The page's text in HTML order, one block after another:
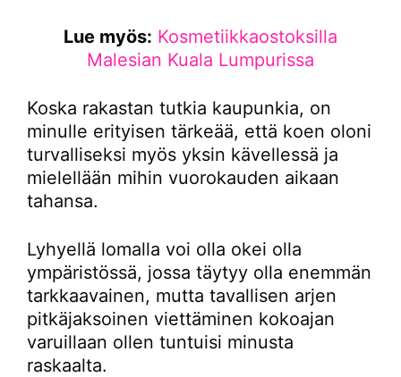
Lue myös: Kosmetiikkaostoksilla
Malesian Kuala Lumpurissa
Koska rakastan tutkia kaupunkia, on
minulle erityisen tärkeää, että koen oloni
turvalliseksi myös yksin kävellessä ja
mielellään mihin vuorokauden aikaan
tahansa.
Lyhyellä lomalla voi olla okei olla
ympäristössä, jossa täytyy olla enemmän
tarkkaavainen, mutta tavallisen arjen
pitkäjaksoinen viettäminen kokoajan
varuillaan ollen tuntuisi minusta
raskaalta.